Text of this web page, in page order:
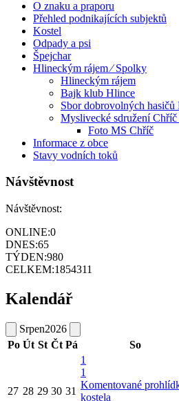
O znaku a praporu
Přehled podnikajících subjektů
Kostel
Odpady a psi
Špejchar
Hlineckým rájem ⁄ Spolky
Hlineckým rájem
Bajk klub Hlince
Sbor dobrovolných hasičů
Myslivecké sdružení Chříč
Foto MS Chříč
Informace z obce
Stavy vodních toků
Návštěvnost
Návštěvnost:
ONLINE:0
DNES:65
TÝDEN:980
CELKEM:1854311
Kalendář
Srpen2026
Po Út St Čt Pá So
27 28 29 30 31
1
1
Komentované
kostela